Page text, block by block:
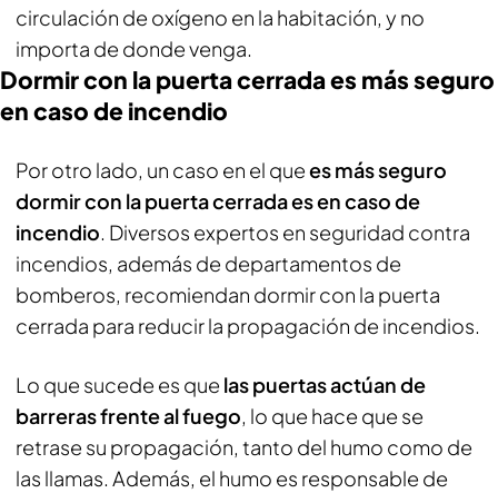
circulación de oxígeno en la habitación, y no
importa de donde venga.
Dormir con la puerta cerrada es más seguro
en caso de incendio
Por otro lado, un caso en el quees más seguro
dormir con la puerta cerrada es en caso de
incendio. Diversos expertos en seguridad contra
incendios, además de departamentos de
bomberos, recomiendan dormir con la puerta
cerrada para reducir la propagación de incendios.
Lo que sucede es que las puertas actúan de
barreras frente al fuego, lo que hace que se
retrase su propagación, tanto del humo como de
las llamas. Además, el humo es responsable de